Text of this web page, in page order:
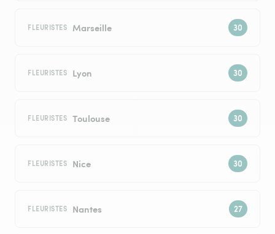
FLEURISTES Marseille
FLEURISTES Lyon
FLEURISTES Toulouse
FLEURISTES Nice
FLEURISTES Nantes